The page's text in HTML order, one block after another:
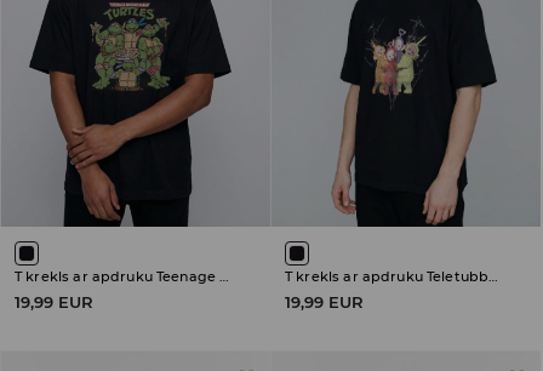
T krekls ar apdruku Teenage Mutant Ninja Turtles
19,99 EUR
T krekls ar apdruku Teletubbies
19,99 EUR